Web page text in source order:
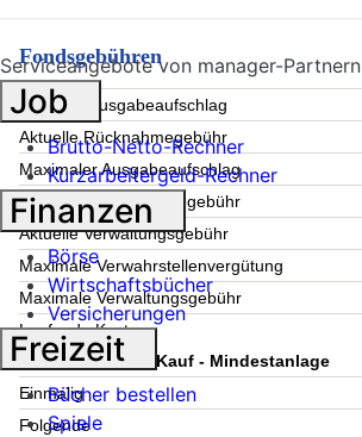
Fondsgebühren
Aktueller Ausgabeaufschlag
Aktuelle Rücknahmegebühr
Maximaler Ausgabeaufschlag
Maximale Rücknahmegebühr
Aktuelle Verwaltungsgebühr
Maximale Verwahrstellenvergütung
Maximale Verwaltungsgebühr
Laufende Kosten
Information zum Kauf - Mindestanlage
Einmalig
Folgende
Serviceangebote von manager-Partnern
Job
Brutto-Netto-Rechner
Kurzarbeitergeld-Rechner
Finanzen
Börse
Wirtschaftsbücher
Versicherungen
Freizeit
Bücher bestellen
Spiele